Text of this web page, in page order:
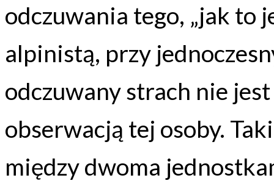
odczuwania tego, „jak to
alpinistą, przy
odczuwany strach nie
obserwacją tej osoby.
między dwoma